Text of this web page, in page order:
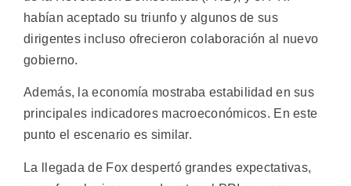
habían aceptado su triunfo y algunos de sus
dirigentes incluso ofrecieron colaboración al nuevo
gobierno.
Además, la economía mostraba estabilidad en sus
principales indicadores macroeconómicos. En este
punto el escenario es similar.
La llegada de Fox despertó grandes expectativas,